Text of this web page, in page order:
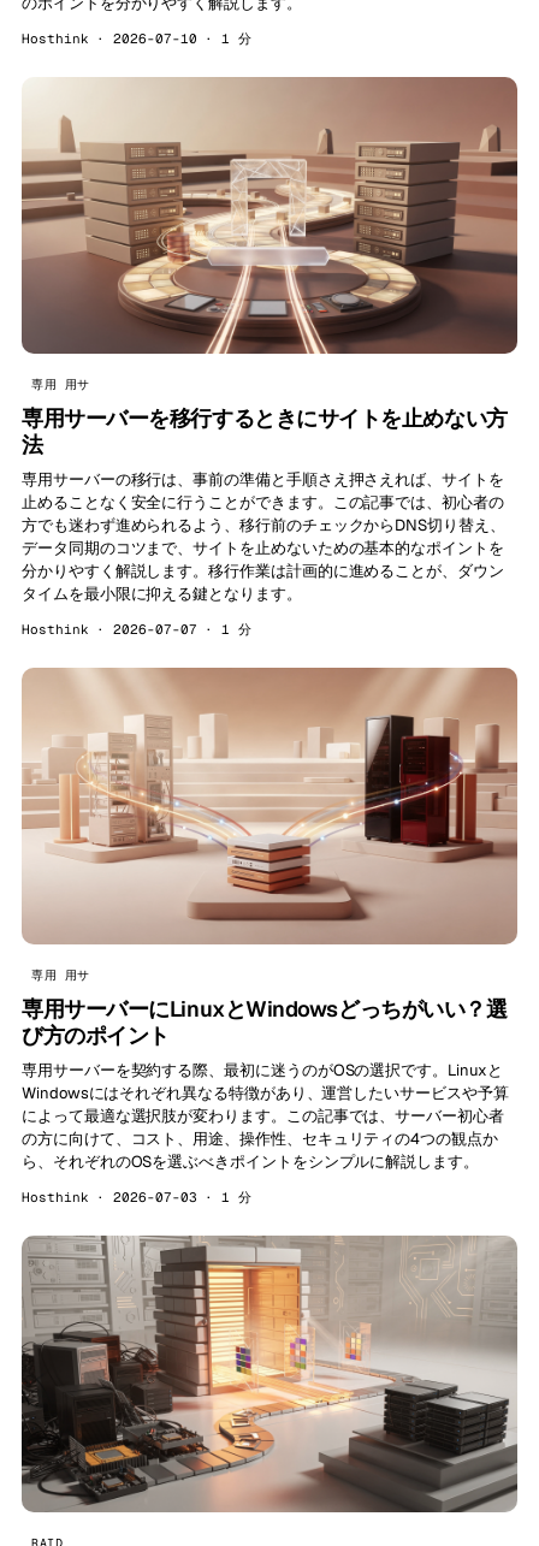
Hosthink · 2026-07-10 · 1 分
専用 用サ
専用サーバーを移行するときにサイトを止めない方
法
専用サーバーの移行は、事前の準備と手順さえ押さえれば、サイトを
止めることなく安全に行うことができます。この記事では、初心者の
方でも迷わず進められるよう、移行前のチェックからDNS切り替え、
データ同期のコツまで、サイトを止めないための基本的なポイントを
分かりやすく解説します。移行作業は計画的に進めることが、ダウン
タイムを最小限に抑える鍵となります。
Hosthink · 2026-07-07 · 1 分
専用 用サ
専用サーバーにLinuxとWindowsどっちがいい？選
び方のポイント
専用サーバーを契約する際、最初に迷うのがOSの選択です。Linuxと
Windowsにはそれぞれ異なる特徴があり、運営したいサービスや予算
によって最適な選択肢が変わります。この記事では、サーバー初心者
の方に向けて、コスト、用途、操作性、セキュリティの4つの観点か
ら、それぞれのOSを選ぶべきポイントをシンプルに解説します。
Hosthink · 2026-07-03 · 1 分